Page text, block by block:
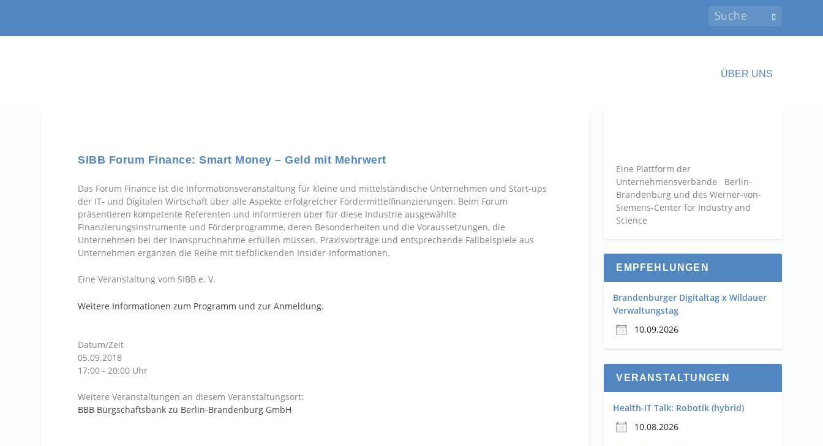
ÜBER UNS
SIBB Forum Finance: Smart Money – Geld mit Mehrwert
Das Forum Finance ist die Informationsveranstaltung für kleine und mittelständische Unternehmen und Start-ups
der IT- und Digitalen Wirtschaft über alle Aspekte erfolgreicher Fördermittelfinanzierungen. Beim Forum
präsentieren kompetente Referenten und informieren über für diese Industrie ausgewählte
Finanzierungsinstrumente und Förderprogramme, deren Besonderheiten und die Voraussetzungen, die
Unternehmen bei der Inanspruchnahme erfüllen müssen. Praxisvorträge und entsprechende Fallbeispiele aus
Unternehmen ergänzen die Reihe mit tiefblickenden Insider-Informationen.
Eine Veranstaltung vom SIBB e. V.
Weitere Informationen zum Programm und zur Anmeldung.
Datum/Zeit
05.09.2018
17:00 - 20:00 Uhr
Weitere Veranstaltungen an diesem Veranstaltungsort:
BBB Bürgschaftsbank zu Berlin-Brandenburg GmbH
Eine Plattform der
Unternehmensverbände Berlin-
Brandenburg und des Werner-von-
Siemens-Center for Industry and
Science
EMPFEHLUNGEN
Brandenburger Digitaltag x Wildauer
Verwaltungstag
10.09.2026
VERANSTALTUNGEN
Health-IT Talk: Robotik (hybrid)
10.08.2026